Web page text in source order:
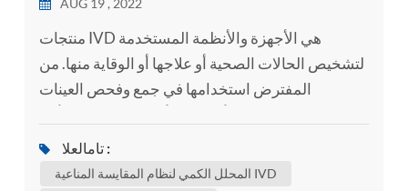
AUG 19 , 2022
منتجات IVD هي الأجهزة والأنظمة المستخدمة
لتشخيص الحالات الصحية أو علاجها أو الوقاية منها. من
المفترض استخدامها في جمع وفحص العينات
العينات من داخل الأنف أو مؤخرة الحلق أو من الوريد
أو وخز الإصبع. من المهم ملاحظة أن منتجات IVD غير
تامالعلا :
المحلل الكمي لنظام المقايسة المناعية IVD